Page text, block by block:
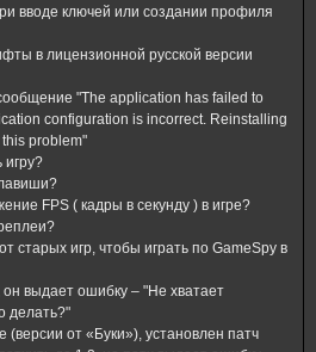
вводе ключей или создании профиля
в лицензионной русской версии
"The application has failed to
configuration is incorrect. Reinstalling
problem"
игру?
FPS ( кадры в секунду ) в игре?
старых игр, чтобы играть по GameSpy в
он выдает ошибку – "Не хватает
делать?"
(версии от «Буки»), установлен патч